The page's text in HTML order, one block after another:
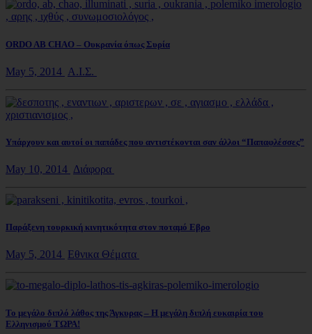
ORDO AB CHAO – Ουκρανία όπως Συρία
May 5, 2014 Α.Ι.Σ.
Υπάρχουν και αυτοί οι παπάδες που αντιστέκονται σαν άλλοι “Παπαφλέσσες”
May 10, 2014 Διάφορα
Παράξενη τουρκική κινητικότητα στον ποταμό Εβρο
May 5, 2014 Εθνικα Θέματα
Το μεγάλο διπλό λάθος της Άγκυρας – Η μεγάλη διπλή ευκαιρία του
Ελληνισμού ΤΩΡΑ!